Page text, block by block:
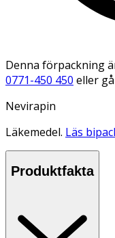
Denna förpackning
0771-450 450 eller
Nevirapin
Läkemedel. Läs
Produktfakta